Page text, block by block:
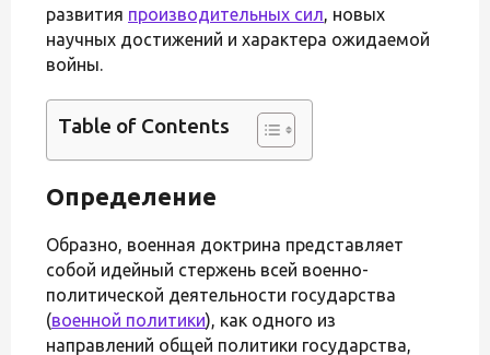
развития производительных сил, новых
научных достижений и характера ожидаемой
войны.
Table of Contents
Определение
Образно, военная доктрина представляет
собой идейный стержень всей военно-
политической деятельности государства
(военной политики), как одного из
направлений общей политики государства,